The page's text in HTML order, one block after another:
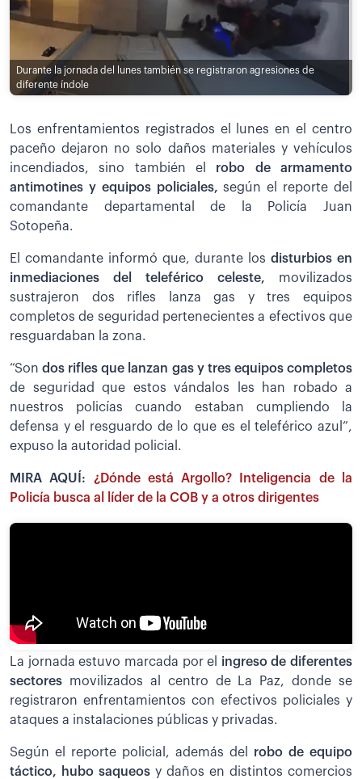
Durante la jornada del lunes también se registraron agresiones de
diferente índole
Los enfrentamientos registrados el lunes en el centro
paceño dejaron no solo daños materiales y vehículos
incendiados, sino también el robo de armamento
antimotines y equipos policiales, según el reporte del
comandante departamental de la Policía Juan
Sotopeña.
El comandante informó que, durante los disturbios en
inmediaciones del teleférico celeste, movilizados
sustrajeron dos rifles lanza gas y tres equipos
completos de seguridad pertenecientes a efectivos que
resguardaban la zona.
“Sondos rifles que lanzan gas y tres equipos completos
de seguridad que estos vándalos les han robado a
nuestros policías cuando estaban cumpliendo la
defensa y el resguardo de lo que es el teleférico azul”,
expuso la autoridad policial.
MIRA AQUÍ: ¿Dónde está Argollo? Inteligencia de la
Policía busca al líder de la COB y a otros dirigentes
La jornada estuvo marcada por el ingreso de diferentes
sectores movilizados al centro de La Paz, donde se
registraron enfrentamientos con efectivos policiales y
ataques a instalaciones públicas y privadas.
Según el reporte policial, además del
robo de equipo
táctico,
hubo saqueos y daños en distintos comercios